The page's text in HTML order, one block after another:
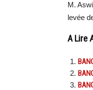
M.
levée
A Lire